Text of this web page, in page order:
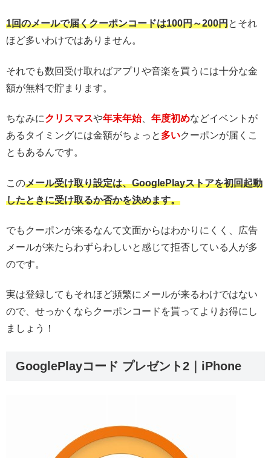
1回のメールで届くクーポンコードは100円～200円とそれ
ほど多いわけではありません。
それでも数回受け取ればアプリや音楽を買うには十分な金
額が無料で貯まります。
ちなみにクリスマスや年末年始、 年度初めなどイベントが
あるタイミングには金額がちょっと 多いクーポンが届くこ
ともあるんです。
このメール受け取り設定は、GooglePlayストアを初回起動
したときに受け取るか否かを決めます。
でもクーポンが来るなんて文面からはわかりにくく、広告
メールが来たらわずらわしいと感じて拒否している人が多
のです。
実は登録してもそれほど頻繁にメールが来るわけではない
ので、せっかくならクーポンコードを貰ってよりお得にし
ましょう！
GooglePlayコード プレゼント2｜iPhone